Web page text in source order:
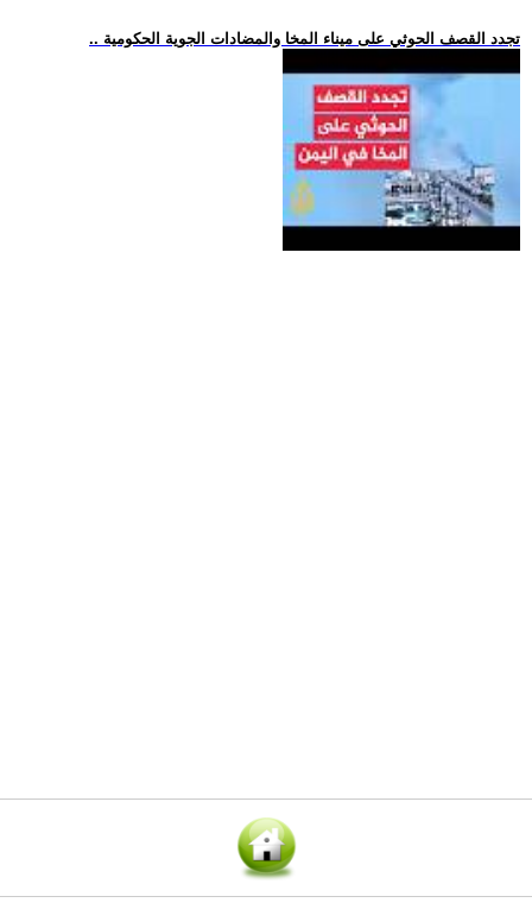
.. تجدد القصف الحوثي على ميناء المخا والمضادات الجوية الحكومية